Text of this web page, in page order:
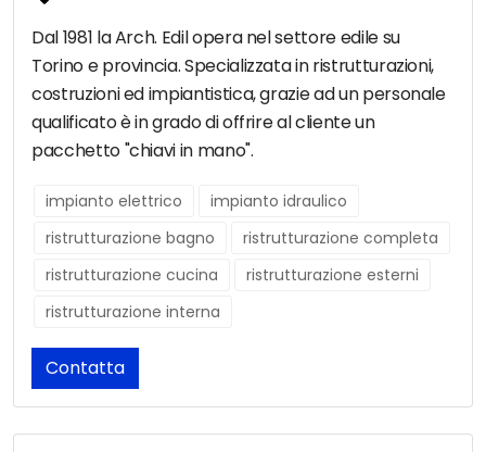
Dal 1981 la Arch. Edil opera nel settore edile su
Torino e provincia. Specializzata in ristrutturazioni,
costruzioni ed impiantistica, grazie ad un personale
qualificato è in grado di offrire al cliente un
pacchetto "chiavi in mano".
impianto elettrico
impianto idraulico
ristrutturazione bagno
ristrutturazione completa
ristrutturazione cucina
ristrutturazione esterni
ristrutturazione interna
Contatta